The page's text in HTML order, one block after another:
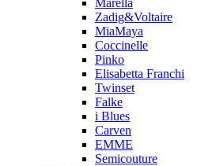
Marella
Zadig&Voltaire
MiaMaya
Coccinelle
Pinko
Elisabetta Franchi
Twinset
Falke
i Blues
Carven
EMME
Semicouture